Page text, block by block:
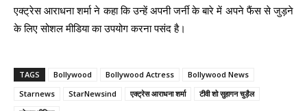
एक्ट्रेस आराधना शर्मा ने कहा कि उन्हें अपनी जर्नी के बारे में अपने फैंस से जुड़ने
के लिए सोशल मीडिया का उपयोग करना पसंद है।
TAGS Bollywood Bollywood Actress
Bollywood News
Starnews
StarNewsind एक्ट्रेस आराधना शर्मा
टीवी शो सुहागन चुड़ैल